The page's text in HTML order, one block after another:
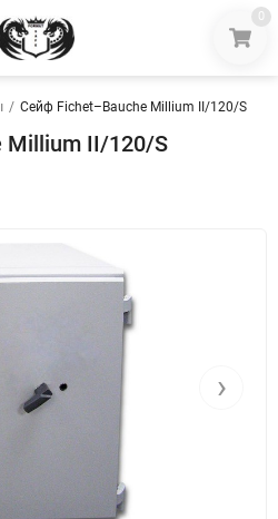
0
/ Сейф Fichet–Bauche Millium II/120/S
Millium II/120/S
›